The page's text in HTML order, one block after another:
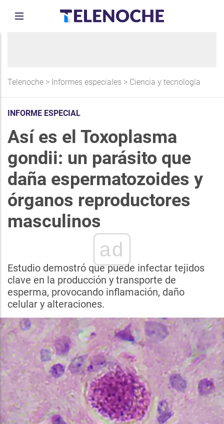
Telenoche > Informes especiales > Ciencia y tecnología
INFORME ESPECIAL
Así es el Toxoplasma
gondii: un parásito que
daña espermatozoides y
órganos reproductores
masculinos
ad
Estudio demostró que puede infectar tejidos
clave en la producción y transporte de
esperma, provocando inflamación, daño
celular y alteraciones.